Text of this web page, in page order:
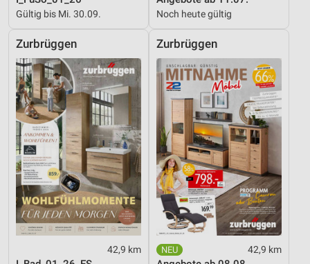
Gültig bis Mi. 30.09. Noch heute gültig
Zurbrüggen
42,9 km
Zurbrüggen
42,9 km